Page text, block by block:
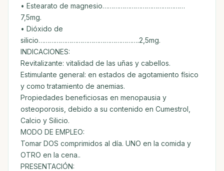
• Estearato de magnesio………………………………………
7,5mg.
• Dióxido de
silicio……………………………………………….2,5mg.
INDICACIONES:
Revitalizante: vitalidad de las uñas y cabellos.
Estimulante general: en estados de agotamiento físico
y como tratamiento de anemias.
Propiedades beneficiosas en menopausia y
osteoporosis, debido a su contenido en Cumestrol,
Calcio y Silicio.
MODO DE EMPLEO:
Tomar DOS comprimidos al día. UNO en la comida y
OTRO en la cena..
PRESENTACIÓN: